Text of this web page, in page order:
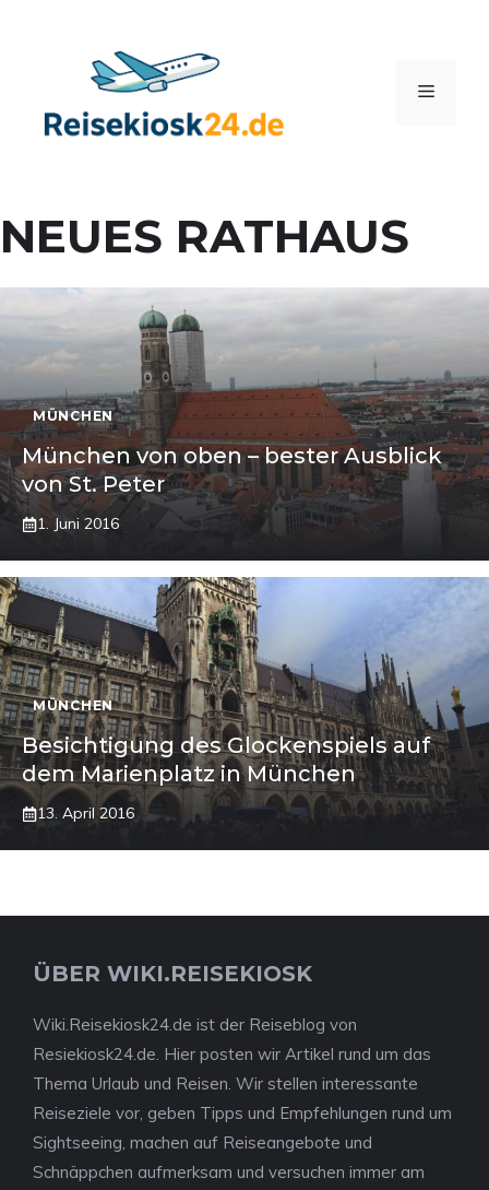
Menü
NEUES RATHAUS
MÜNCHEN
München von oben – bester Ausblick
von St. Peter
1. Juni 2016
MÜNCHEN
Besichtigung des Glockenspiels auf
dem Marienplatz in München
13. April 2016
ÜBER WIKI.REISEKIOSK
Wiki.Reisekiosk24.de ist der Reiseblog von
Resiekiosk24.de. Hier posten wir Artikel rund um das
Thema Urlaub und Reisen. Wir stellen interessante
Reiseziele vor, geben Tipps und Empfehlungen rund um
Sightseeing, machen auf Reiseangebote und
Schnäppchen aufmerksam und versuchen immer am